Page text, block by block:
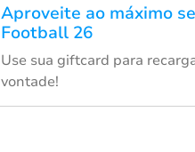
Aproveite ao máximo
Football 26
Use sua giftcard para
vontade!